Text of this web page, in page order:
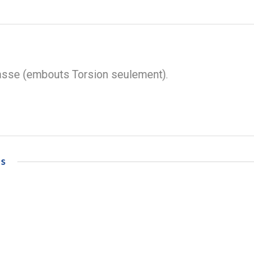
(embouts Torsion seulement).
seulement).